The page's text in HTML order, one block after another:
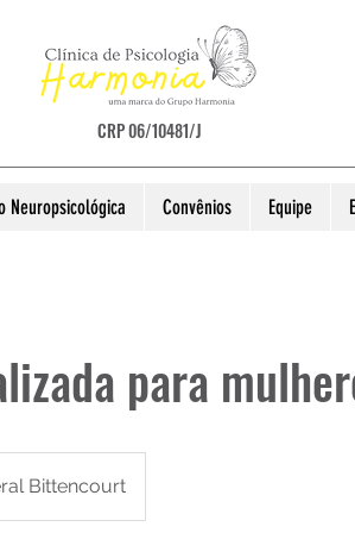
CRP 06/10481/J
Neuropsicológica Convênios Equipe
para
Bittencourt